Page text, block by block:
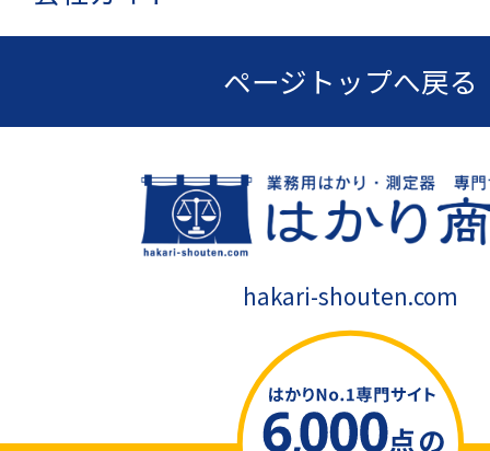
ページトップへ戻る
hakari-shouten.com